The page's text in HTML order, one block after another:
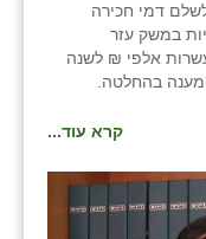
לשלם דמי חכירה
במשק עזר
לעיתים עשרות אלפי ₪ לשנה
מענה בהחלטה.
קרא עוד...